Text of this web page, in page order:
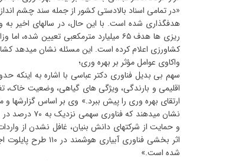
کشاورزی اعلام کرده است. این مسئله نشان میدهد
واکاوی عوامل مؤثر بر بهره وری؛
اقلیمی و بارندگی، ویژگی های گیاهی، وضعیت خاک،
ارتقای بهره وری را پیش ببرد.» وی بر اساس گزارشها و
نشان
و حمایت از شرکتهای دانش بنیان، غافل نشدن از
شده است.»